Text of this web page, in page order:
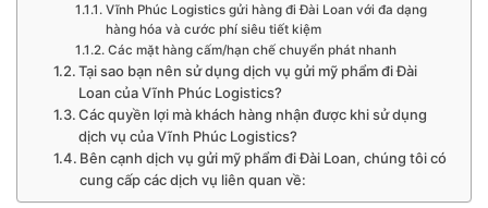
Vĩnh Phúc Logistics gửi hàng đi Đài Loan với đa dạng
hàng hóa và cước phí siêu tiết kiệm
Các mặt hàng cấm/hạn chế chuyển phát nhanh
Tại sao bạn nên sử dụng dịch vụ gửi mỹ phẩm đi Đài
Loan của Vĩnh Phúc Logistics?
Các quyền lợi mà khách hàng nhận được khi sử dụng
dịch vụ của Vĩnh Phúc Logistics?
Bên cạnh dịch vụ gửi mỹ phẩm đi Đài Loan, chúng tôi có
cung cấp các dịch vụ liên quan về: